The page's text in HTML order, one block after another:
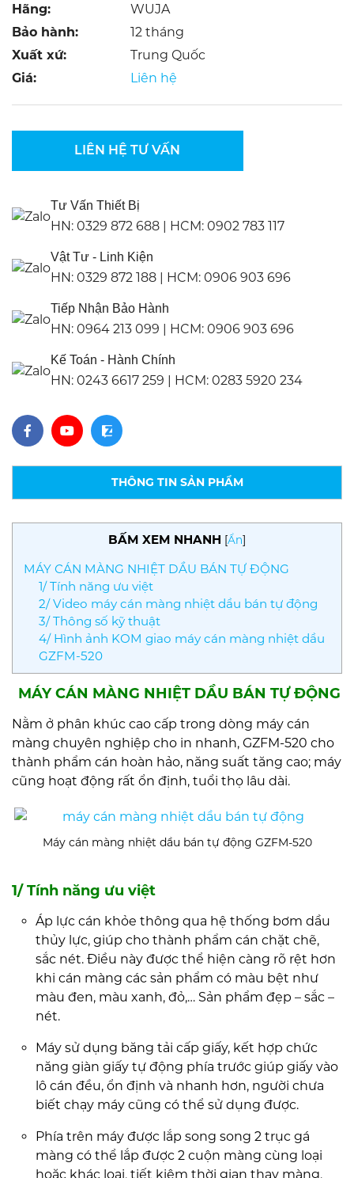
Hãng:
WUJA
Bảo hành:
12 tháng
Xuất xứ:
Trung Quốc
Giá:
Liên hệ
LIÊN HỆ TƯ VẤN
Tư Vấn Thiết Bị
HN: 0329 872 688 HCM: 0902 783 117
Vật Tư - Linh Kiện
HN: 0329 872 188 HCM: 0906 903 696
Tiếp Nhận Bảo Hành
HN: 0964 213 099 HCM: 0906 903 696
Kế Toán - Hành Chính
HN: 0243 6617 259 HCM: 0283 5920 234
THÔNG TIN SẢN PHẨM
BẤM XEM NHANH [Ẩn]
MÁY CÁN MÀNG NHIỆT DẦU BÁN TỰ ĐỘNG
1/ Tính năng ưu việt
2/ Video máy cán màng nhiệt dầu bán tự động
3/ Thông số kỹ thuật
4/ Hình ảnh KOM giao máy cán màng nhiệt dầu
GZFM-520
MÁY CÁN MÀNG NHIỆT DẦU BÁN TỰ ĐỘNG
Nằm ở phân khúc cao cấp trong dòng máy cán
màng chuyên nghiệp cho in nhanh, GZFM-520 cho
thành phẩm cán hoàn hảo, năng suất tăng cao; máy
cũng hoạt động rất ổn định, tuổi thọ lâu dài.
Máy cán màng nhiệt dầu bán tự động GZFM-520
1/ Tính năng ưu việt
Áp lực cán khỏe thông qua hệ thống bơm dầu
thủy lực, giúp cho thành phẩm cán chặt chẽ,
sắc nét. Điều này được thể hiện càng rõ rệt hơn
khi cán màng các sản phẩm có màu bệt như
màu đen, màu xanh, đỏ,… Sản phẩm đẹp – sắc –
nét.
Máy sử dụng băng tải cấp giấy, kết hợp chức
năng giàn giấy tự động phía trước giúp giấy vào
lô cán đều, ổn định và nhanh hơn, người chưa
biết chạy máy cũng có thể sử dụng được.
Phía trên máy được lắp song song 2 trục gá
màng có thể lắp được 2 cuộn màng cùng loại
hoặc khác loại, tiết kiệm thời gian thay màng.